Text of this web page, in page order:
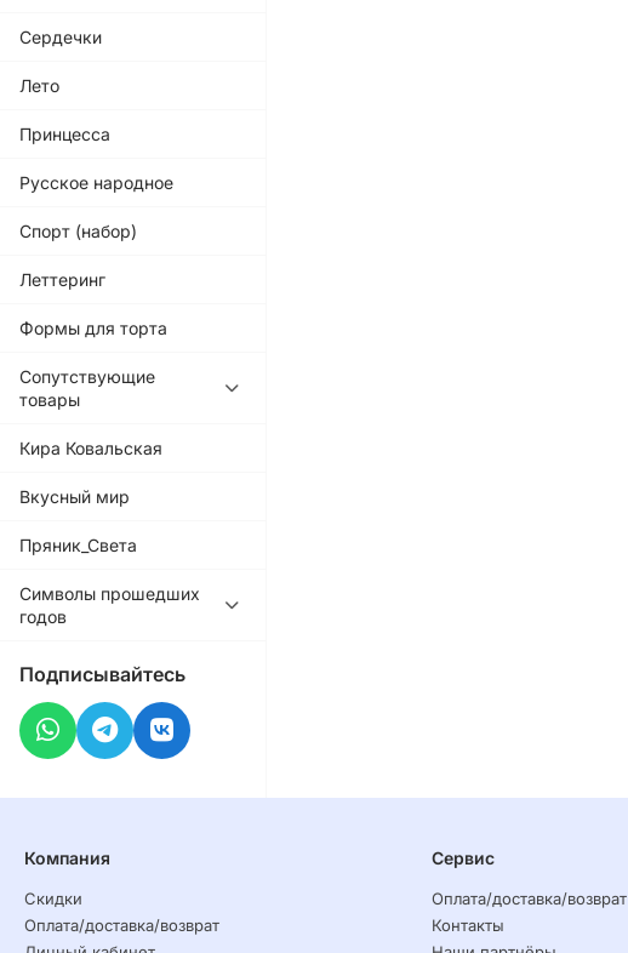
Сердечки
Лето
Принцесса
Русское народное
Спорт (набор)
Леттеринг
Формы для торта
Сопутствующие
товары
Кира Ковальская
Вкусный мир
Пряник_Света
Символы прошедших
годов
Подписывайтесь
Компания
Скидки
Оплата/доставка/возврат
Сервис
Оплата/доставка/возврат
Контакты